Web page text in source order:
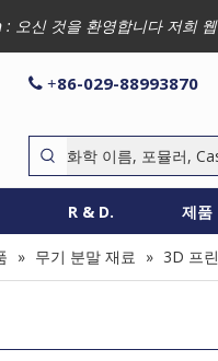
: 오신 것을 환영합니다 저희
 +86-029-88993870
R & D. 제품
» 무기 분말 재료 » 3D 프